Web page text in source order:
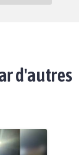
d'autres